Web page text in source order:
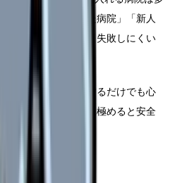
「教育体制の整った病院」「新人
把握しているため、失敗しにくい
報収集として登録するだけでも心
て担当者の相性を見極めると安全